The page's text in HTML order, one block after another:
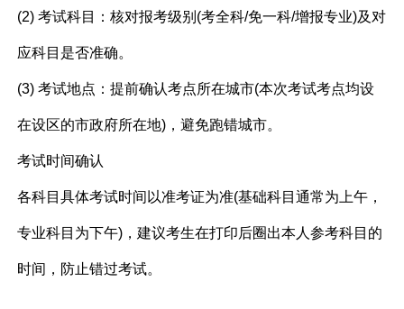
(2) 考试科目：核对报考级别(考全科/免一科/增报专业)及对
应科目是否准确。
(3) 考试地点：提前确认考点所在城市(本次考试考点均设
在设区的市政府所在地)，避免跑错城市。
考试时间确认​
各科目具体考试时间以准考证为准(基础科目通常为上午，
专业科目为下午)，建议考生在打印后圈出本人参考科目的
时间，防止错过考试。